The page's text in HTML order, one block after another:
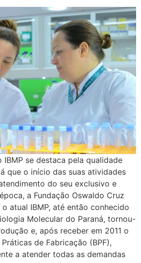
IBMP se destaca pela qualidade
que o início das suas atividades
do seu exclusivo e
a Fundação Oswaldo Cruz
atual IBMP, até então conhecido
Molecular do Paraná, tornou-
e, após receber em 2011 o
de Fabricação (BPF),
a atender todas as demandas